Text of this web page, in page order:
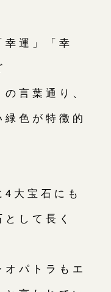
運」「幸
言葉通り、
色が特徴的
大宝石にも
して長く
パトラもエ